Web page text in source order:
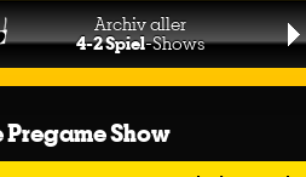
Archiv aller
4-2 Spiel-Shows
Show